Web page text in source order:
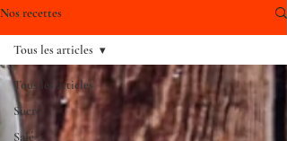
Nos recettes
Tous les articles
Sucré
Salé
Tous les articles